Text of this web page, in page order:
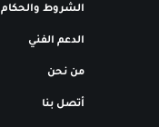
الشروط والحكام
الدعم الفني
من نحن
أتصل بنا